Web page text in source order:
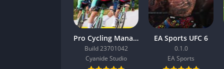
Pro Cycling Manager 26
Build 23701042
Cyanide Studio
EA Sports UFC 6
0.1.0
EA Sports